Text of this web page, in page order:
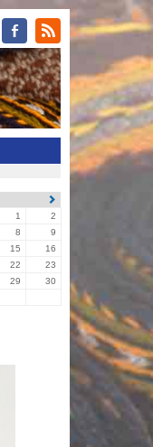
1
2
8
9
15
16
22
23
29
30